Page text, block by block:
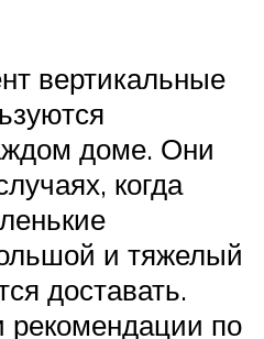
вертикальные
доме. Они
когда
и тяжелый
доставать.
рекомендации по